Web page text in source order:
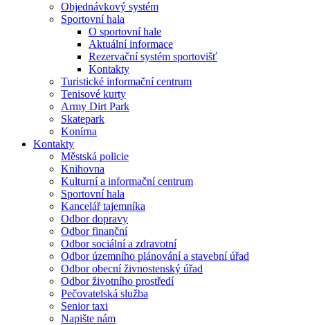
Objednávkový systém
Sportovní hala
O sportovní hale
Aktuální informace
Rezervační systém sportovišť
Kontakty
Turistické informační centrum
Tenisové kurty
Army Dirt Park
Skatepark
Konírna
Kontakty
Městská policie
Knihovna
Kulturní a informační centrum
Sportovní hala
Kancelář tajemníka
Odbor dopravy
Odbor finanční
Odbor sociální a zdravotní
Odbor územního plánování a stavební úřad
Odbor obecní živnostenský úřad
Odbor životního prostředí
Pečovatelská služba
Senior taxi
Napište nám